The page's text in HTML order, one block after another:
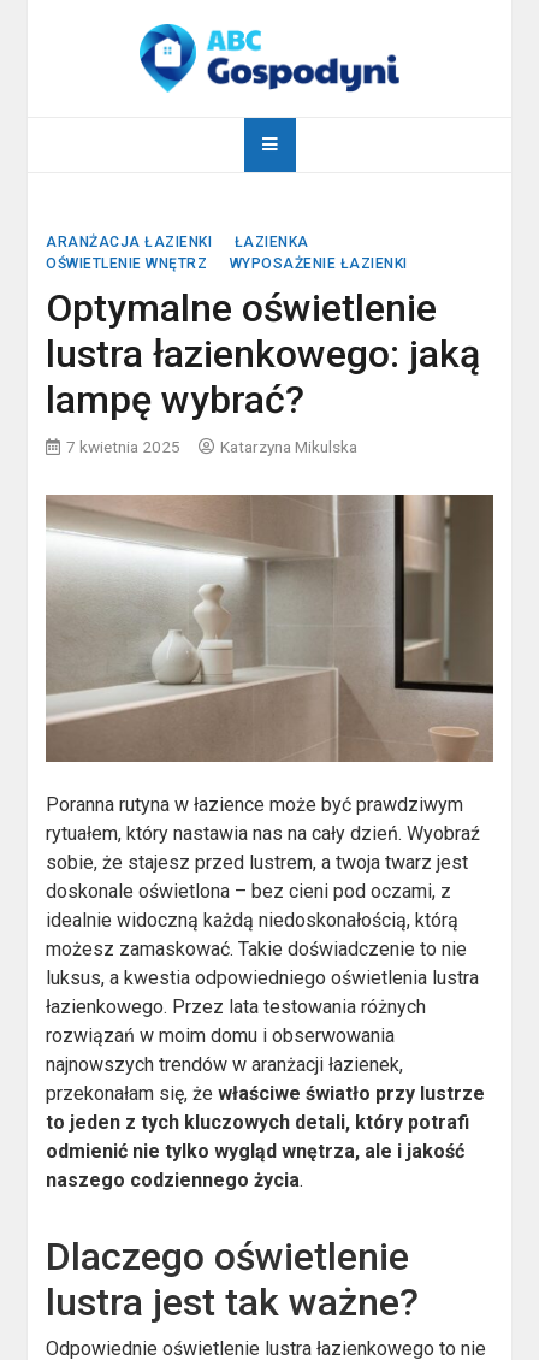
abcgospodyni.pl
ARANŻACJA ŁAZIENKI
ŁAZIENKA
OŚWIETLENIE WNĘTRZ
WYPOSAŻENIE ŁAZIENKI
Optymalne oświetlenie
lustra łazienkowego: jaką
lampę wybrać?
7 kwietnia 2025 Katarzyna Mikulska
Poranna rutyna w łazience może być prawdziwym
rytuałem, który nastawia nas na cały dzień. Wyobraź
sobie, że stajesz przed lustrem, a twoja twarz jest
doskonale oświetlona – bez cieni pod oczami, z
idealnie widoczną każdą niedoskonałością, którą
możesz zamaskować. Takie doświadczenie to nie
luksus, a kwestia odpowiedniego oświetlenia lustra
łazienkowego. Przez lata testowania różnych
rozwiązań w moim domu i obserwowania
najnowszych trendów w aranżacji łazienek,
przekonałam się, żewłaściwe światło przy lustrze
to jeden z tych kluczowych detali, który potrafi
odmienić nie tylko wygląd wnętrza, ale i jakość
naszego codziennego życia.
Dlaczego oświetlenie
lustra jest tak ważne?
Odpowiednie oświetlenie lustra łazienkowego to nie